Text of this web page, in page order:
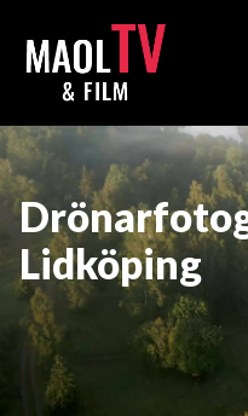
Lidköping